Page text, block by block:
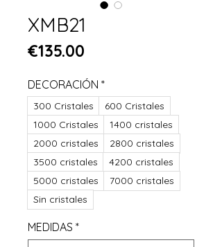
XMB21
€135.00
DECORACIÓN *
300 Cristales
600 Cristales
1000 Cristales
1400 cristales
2000 cristales
2800 cristales
3500 cristales
4200 cristales
5000 cristales
7000 cristales
Sin cristales
MEDIDAS *